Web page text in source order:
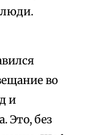
люди.
во
и
Это, без